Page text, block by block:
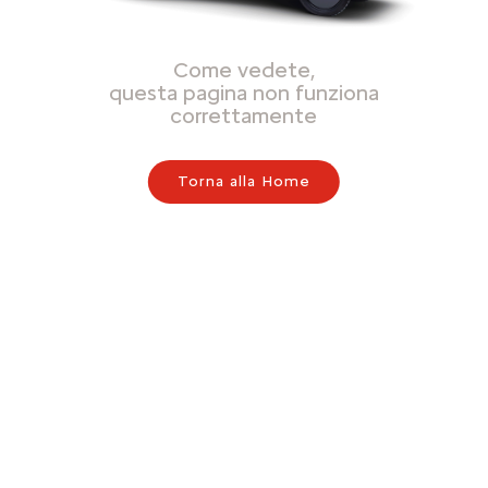
Come vedete,
questa pagina non funziona
correttamente
Torna alla Home